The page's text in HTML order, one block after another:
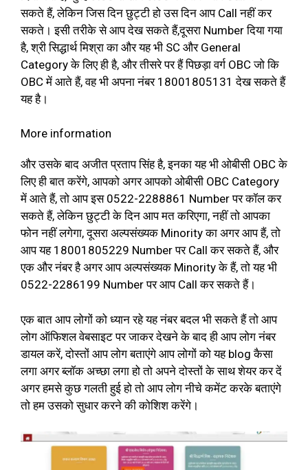
सकते हैं, लेकिन जिस दिन छुट्टी हो उस दिन आप Call नहीं कर
सकते। इसी तरीके से आप देख सकते हैं,दूसरा Number दिया गया
है, श्री सिद्धार्थ मिश्रा का और यह भी SC और General
Category के लिए ही है, और तीसरे पर हैं पिछड़ा वर्ग OBC जो कि
OBC में आते हैं, वह भी अपना नंबर 18001805131 देख सकते हैं
यह है।
More information
और उसके बाद अजीत प्रताप सिंह है, इनका यह भी ओबीसी OBC के
लिए ही बात करेंगे, आपको अगर आपको ओबीसी OBC Category
में आते हैं, तो आप इस 0522-2288861 Number पर कॉल कर
सकते हैं, लेकिन छुट्टी के दिन आप मत करिएगा, नहीं तो आपका
फोन नहीं लगेगा, दूसरा अल्पसंख्यक Minority का अगर आप हैं, तो
आप यह 18001805229 Number पर Call कर सकते हैं, और
एक और नंबर है अगर आप अल्पसंख्यक Minority के हैं, तो यह भी
0522-2286199 Number पर आप Call कर सकते हैं।
एक बात आप लोगों को ध्यान रहे यह नंबर बदल भी सकते हैं तो आप
लोग ऑफिशल वेबसाइट पर जाकर देखने के बाद ही आप लोग नंबर
डायल करें, दोस्तों आप लोग बताएंगे आप लोगों को यह blog कैसा
लगा अगर ब्लॉक अच्छा लगा हो तो अपने दोस्तों के साथ शेयर कर दें
अगर हमसे कुछ गलती हुई हो तो आप लोग नीचे कमेंट करके बताएंगे
तो हम उसको सुधार करने की कोशिश करेंगे।